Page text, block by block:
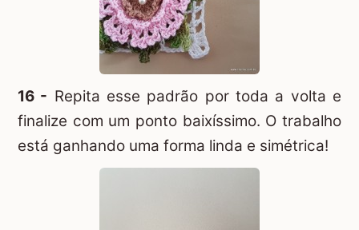
16 - Repita esse padrão por toda a volta e
finalize com um ponto baixíssimo. O trabalho
está ganhando uma forma linda e simétrica!